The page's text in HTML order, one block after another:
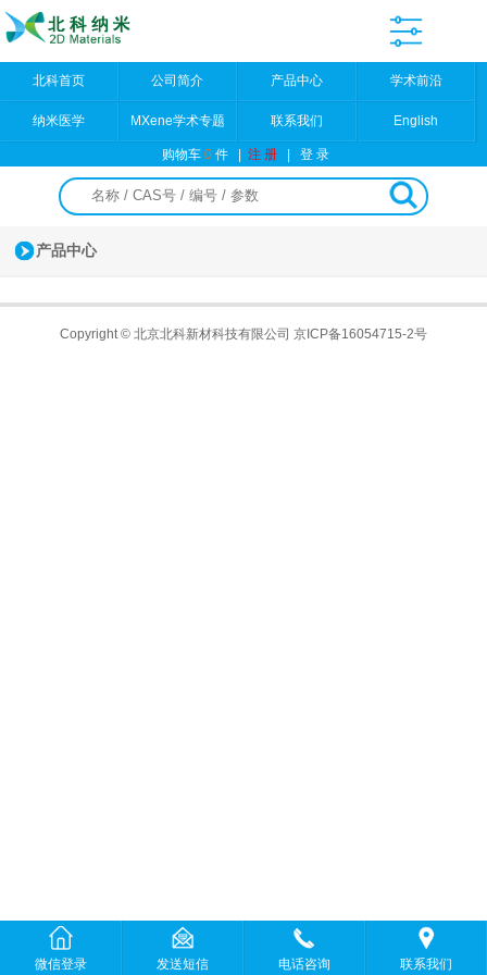
北科首页 公司简介 产品中心 学术前沿
纳米医学 MXene学术专题 联系我们 English
购物车0件 |注 册 |登 录
产品中心
Copyright © 北京北科新材科技有限公司 京ICP备16054715-2号
微信登录 发送短信 电话咨询 联系我们